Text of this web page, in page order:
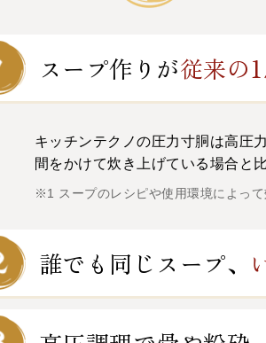
スープ作りが従来の
キッチンテクノの圧力寸胴は高圧
間をかけて炊き上げている場合と
※1 スープのレシピや使用環境によって
誰でも同じスープ、